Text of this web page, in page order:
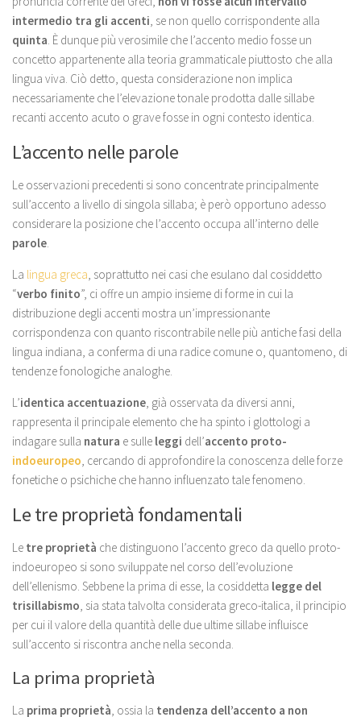
intermedio tra gli accenti , se non quello corrispondente alla
quinta . È dunque più verosimile che l’accento medio fosse un
concetto appartenente alla teoria grammaticale piuttosto che alla
lingua viva. Ciò detto, questa considerazione non implica
necessariamente che l’elevazione tonale prodotta dalle sillabe
recanti accento acuto o grave fosse in ogni contesto identica.
L’accento nelle parole
Le osservazioni precedenti si sono concentrate principalmente
sull’accento a livello di singola sillaba; è però opportuno adesso
considerare la posizione che l’accento occupa all’interno delle
parole
La lingua greca , soprattutto nei casi che esulano dal cosiddetto
“verbo finito”, ci offre un ampio insieme di forme in cui la
distribuzione degli accenti mostra un’impressionante
corrispondenza con quanto riscontrabile nelle più antiche fasi della
lingua indiana, a conferma di una radice comune o, quantomeno, di
tendenze fonologiche analoghe.
L’identica accentuazione , già osservata da diversi anni,
rappresenta il principale elemento che ha spinto i glottologi a
indagare sulla natura e sulle leggi dell’accento proto-
indoeuropeo , cercando di approfondire la conoscenza delle forze
fonetiche o psichiche che hanno influenzato tale fenomeno.
Le tre proprietà fondamentali
Le tre proprietà che distinguono l’accento greco da quello proto-
indoeuropeo si sono sviluppate nel corso dell’evoluzione
dell’ellenismo. Sebbene la prima di esse, la cosiddetta legge del
trisillabismo , sia stata talvolta considerata greco-italica, il principio
per cui il valore della quantità delle due ultime sillabe influisce
sull’accento si riscontra anche nella seconda.
La prima proprietà
La prima proprietà , ossia la tendenza dell’accento a non